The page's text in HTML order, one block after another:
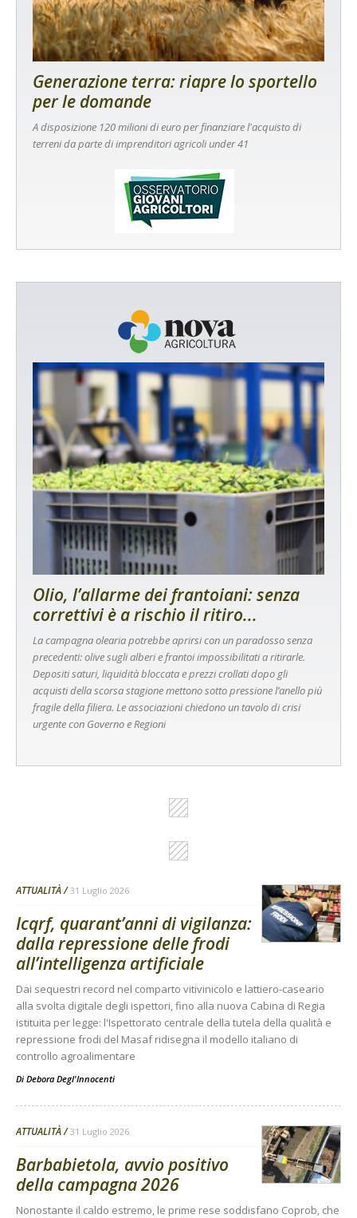
Generazione terra: riapre lo sportello
per le domande
A disposizione 120 milioni di euro per finanziare l'acquisto di
terreni da parte di imprenditori agricoli under 41
Olio, l’allarme dei frantoiani: senza
correttivi è a rischio il ritiro...
La campagna olearia potrebbe aprirsi con un paradosso senza
precedenti: olive sugli alberi e frantoi impossibilitati a ritirarle.
Depositi saturi, liquidità bloccata e prezzi crollati dopo gli
acquisti della scorsa stagione mettono sotto pressione l’anello più
fragile della filiera. Le associazioni chiedono un tavolo di crisi
urgente con Governo e Regioni
ATTUALITÀ 31 Luglio 2026
Icqrf, quarant’anni di vigilanza:
dalla repressione delle frodi
all’intelligenza artificiale
Dai sequestri record nel comparto vitivinicolo e lattiero-caseario
alla svolta digitale degli ispettori, fino alla nuova Cabina di Regia
istituita per legge: l'Ispettorato centrale della tutela della qualità e
repressione frodi del Masaf ridisegna il modello italiano di
controllo agroalimentare
Di Debora Degl'Innocenti
ATTUALITÀ 31 Luglio 2026
Barbabietola, avvio positivo
della campagna 2026
Nonostante il caldo estremo, le prime rese soddisfano Coprob, che